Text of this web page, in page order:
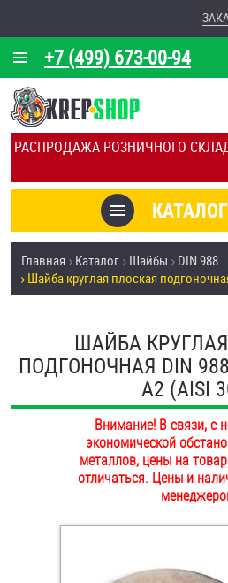
РАСПРОДАЖА РОЗНИЧНОГО
+7 (499) 673-00-94
О КОМПАНИИ
КАЛЬКУЛЯТОР
ОТЗЫВЫ
УСЛУГИ
СКИДКИ
ПОКУПАТЕЛЯМ
ОПЛАТА И ДОСТАВКА
НАШИ МАГАЗИНЫ
Товары со скидкой
Анкеры
Антивандальный
Болты и винты
Главная Каталог Шайбы
DIN 988
Шайба круглая плоская
ШАЙБА
ПОДГОНОЧНАЯ DIN
А2 (AISI
Внимание! В связи, с
экономической
металлов, цены на
отличаться. Цены и